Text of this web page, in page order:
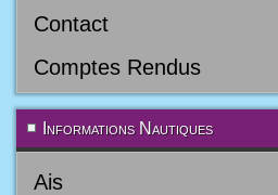
Contact
Comptes Rendus
Informations Nautiques
Ais